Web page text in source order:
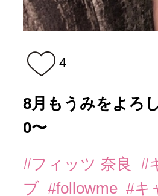
4
8月もうみをよろ
0〜
#フィッツ 奈良 #
ブ #followme #キ